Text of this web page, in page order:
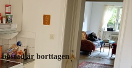
bostad är borttagen